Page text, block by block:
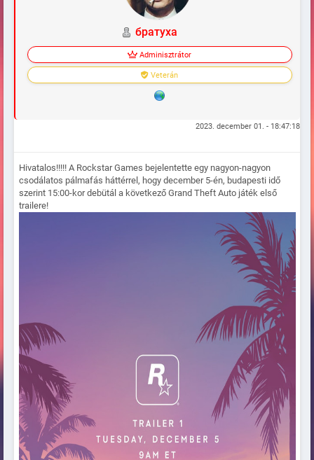
братуха
Adminisztrátor
Veterán
2023. december 01. - 18:47:18
Hivatalos!!!!! A Rockstar Games bejelentette egy nagyon-nagyon
csodálatos pálmafás háttérrel, hogy december 5-én, budapesti idő
szerint 15:00-kor debütál a következő Grand Theft Auto játék első
trailere!